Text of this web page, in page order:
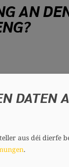
AN
DATEN A
aus déi dierfe
.